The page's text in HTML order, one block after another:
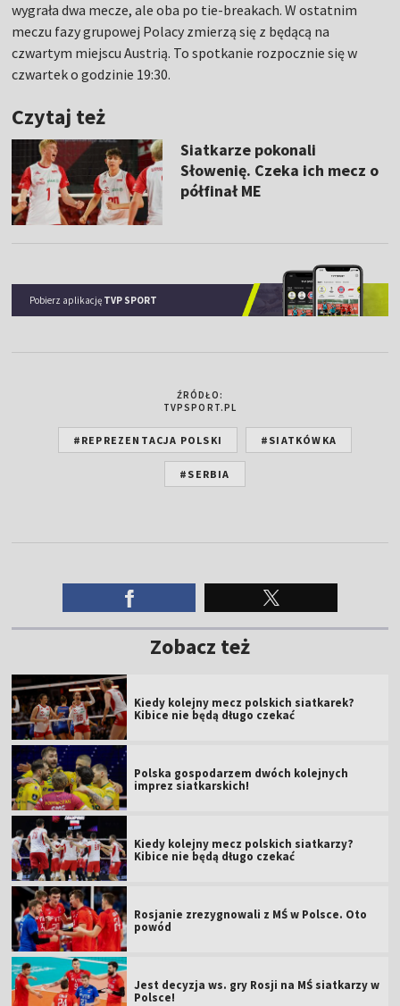
wygrała dwa mecze, ale oba po tie-breakach. W ostatnim
meczu fazy grupowej Polacy zmierzą się z będącą na
czwartym miejscu Austrią. To spotkanie rozpocznie się w
czwartek o godzinie 19:30.
Czytaj też
Siatkarze pokonali
Słowenię. Czeka ich mecz o
półfinał ME
Pobierz aplikację TVP SPORT
ŹRÓDŁO:
TVPSPORT.PL
#REPREZENTACJA POLSKI #SIATKÓWKA
#SERBIA
Zobacz też
Kiedy kolejny mecz polskich siatkarek?
Kibice nie będą długo czekać
Polska gospodarzem dwóch kolejnych
imprez siatkarskich!
Kiedy kolejny mecz polskich siatkarzy?
Kibice nie będą długo czekać
Rosjanie zrezygnowali z MŚ w Polsce. Oto
powód
Jest decyzja ws. gry Rosji na MŚ siatkarzy w
Polsce!